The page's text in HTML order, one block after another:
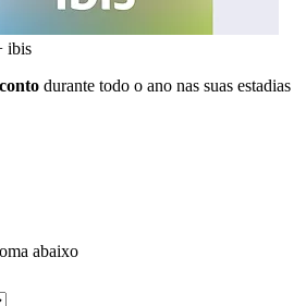
ibis
durante todo o ano nas suas estadias
abaixo